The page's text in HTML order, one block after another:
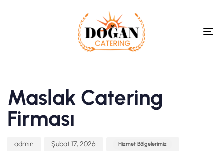
Maslak Catering
Firması
admin Şubat 17, 2026 Hizmet Bölgelerimiz